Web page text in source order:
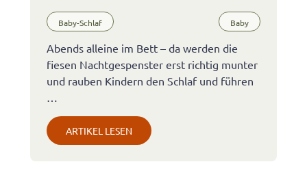
Baby-Schlaf Baby
Abends alleine im Bett – da werden die
fiesen Nachtgespenster erst richtig munter
und rauben Kindern den Schlaf und führen
ARTIKEL LESEN